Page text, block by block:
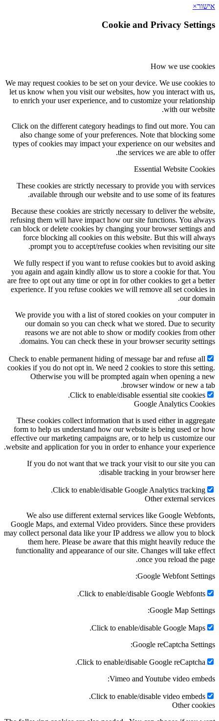
אישור×
Cookie and Privacy Settings
How we use cookies
We may request cookies to be set on your device. We use cookies to
let us know when you visit our websites, how you interact with us,
to enrich your user experience, and to customize your relationship
with our website.
Click on the different category headings to find out more. You can
also change some of your preferences. Note that blocking some
types of cookies may impact your experience on our websites and
the services we are able to offer.
Essential Website Cookies
These cookies are strictly necessary to provide you with services
available through our website and to use some of its features.
Because these cookies are strictly necessary to deliver the website,
refusing them will have impact how our site functions. You always
can block or delete cookies by changing your browser settings and
force blocking all cookies on this website. But this will always
prompt you to accept/refuse cookies when revisiting our site.
We fully respect if you want to refuse cookies but to avoid asking
you again and again kindly allow us to store a cookie for that. You
are free to opt out any time or opt in for other cookies to get a better
experience. If you refuse cookies we will remove all set cookies in
our domain.
We provide you with a list of stored cookies on your computer in
our domain so you can check what we stored. Due to security
reasons we are not able to show or modify cookies from other
domains. You can check these in your browser security settings.
Check to enable permanent hiding of message bar and refuse all
cookies if you do not opt in. We need 2 cookies to store this setting.
Otherwise you will be prompted again when opening a new
browser window or new a tab.
Click to enable/disable essential site cookies.
Google Analytics Cookies
These cookies collect information that is used either in aggregate
form to help us understand how our website is being used or how
effective our marketing campaigns are, or to help us customize our
website and application for you in order to enhance your experience.
If you do not want that we track your visit to our site you can
disable tracking in your browser here:
Click to enable/disable Google Analytics tracking.
Other external services
We also use different external services like Google Webfonts,
Google Maps, and external Video providers. Since these providers
may collect personal data like your IP address we allow you to block
them here. Please be aware that this might heavily reduce the
functionality and appearance of our site. Changes will take effect
once you reload the page.
Google Webfont Settings:
Click to enable/disable Google Webfonts.
Google Map Settings:
Click to enable/disable Google Maps.
Google reCaptcha Settings:
Click to enable/disable Google reCaptcha.
Vimeo and Youtube video embeds:
Click to enable/disable video embeds.
Other cookies